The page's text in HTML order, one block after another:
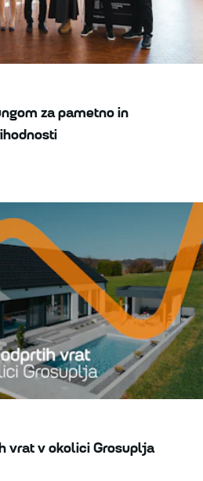
za pametno in
vrat v okolici Grosuplja